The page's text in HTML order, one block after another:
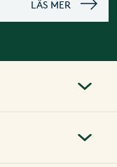
LÄS MER